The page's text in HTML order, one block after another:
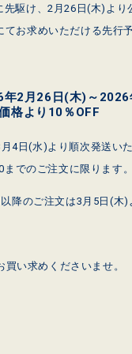
駆け、2月26日(木)より
てお求めいただける先行
年2月26日(木)～
格より10％OFF
4日(水)より順次発送いた
でのご注文に限ります
降のご注文は3月5日(木)
い求めくださいませ。